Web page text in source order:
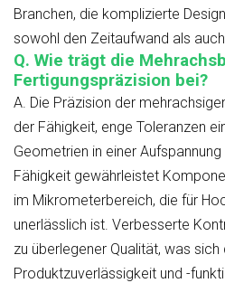
Branchen, die komplizierte
sowohl den Zeitaufwand als
Q. Wie trägt die
Fertigungspräzision bei?
A. Die Präzision der
der Fähigkeit, enge Toleranzen
Geometrien in einer
Fähigkeit gewährleistet
im Mikrometerbereich, die für
unerlässlich ist. Verbesserte
zu überlegener Qualität, was sich
Produktzuverlässigkeit und -